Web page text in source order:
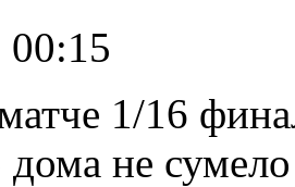
00:15
1/16
не